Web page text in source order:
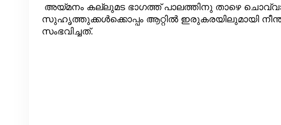
അയ്മനം കല്ലുമട ഭാഗത്ത് പാലത്തിനു താഴെ
സുഹൃത്തുക്കൾക്കൊപ്പം ആറ്റിൽ ഇരുകരയിലുമായി
സംഭവിച്ചത്.